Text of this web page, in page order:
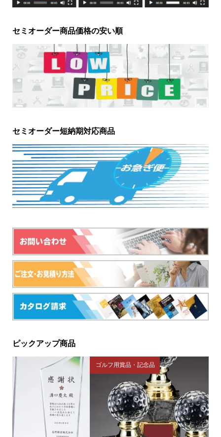
セミオーダー商品価格の安い順
セミオーダー短納期対応商品
ピックアップ商品
ゴルフ用賞品・記念品